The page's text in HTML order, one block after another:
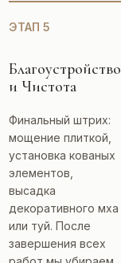
ЭТАП 5
Благоустройство
и Чистота
Финальный штрих:
мощение плиткой,
установка кованых
элементов,
высадка
декоративного мха
или туй. После
завершения всех